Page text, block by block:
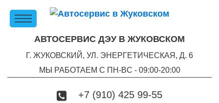
АВТОСЕРВИС ДЭУ В ЖУКОВСКОМ
Г. ЖУКОВСКИЙ, УЛ. ЭНЕРГЕТИЧЕСКАЯ, Д. 6
МЫ РАБОТАЕМ С ПН-ВC - 09:00-20:00
+7 (910) 425 99-55